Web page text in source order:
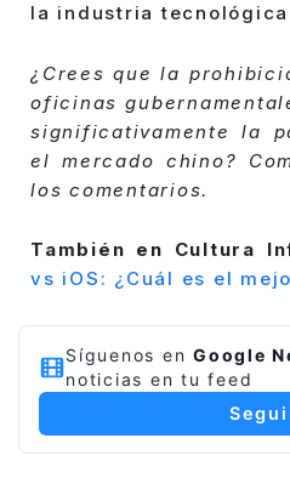
la industria
¿Crees que la
oficinas
significativamente la
el mercado chino?
los comentarios.
También en Cultura
vs iOS: ¿Cuál es el
Síguenos en Google
noticias en tu feed